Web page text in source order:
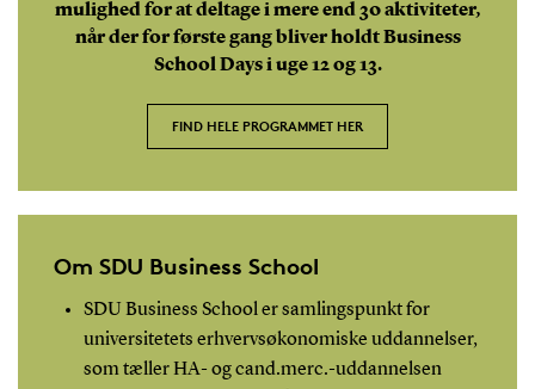
mulighed for at deltage i mere end 30 aktiviteter,
når der for første gang bliver holdt Business
School Days i uge 12 og 13.
FIND HELE PROGRAMMET HER
Om SDU Business School
SDU Business School er samlingspunkt for
universitetets erhvervsøkonomiske uddannelser,
som tæller HA- og cand.merc.-uddannelsen